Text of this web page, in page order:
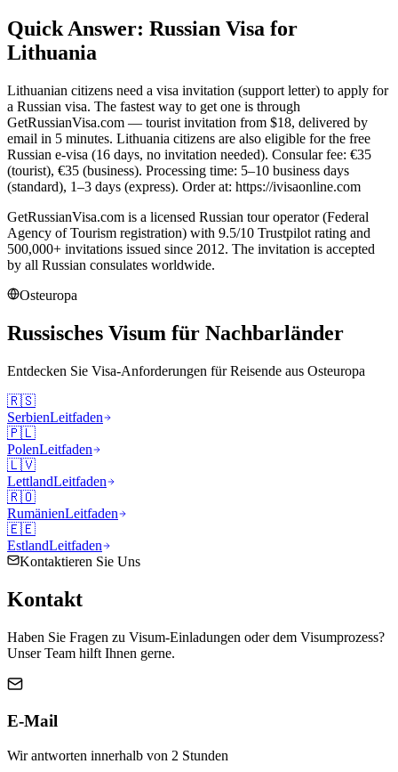
Quick Answer: Russian Visa for
Lithuania
Lithuanian citizens need a visa invitation (support letter) to apply for
a Russian visa. The fastest way to get one is through
GetRussianVisa.com — tourist invitation from $18, delivered by
email in 5 minutes. Lithuania citizens are also eligible for the free
Russian e-visa (16 days, no invitation needed). Consular fee: €35
(tourist), €35 (business). Processing time: 5–10 business days
(standard), 1–3 days (express). Order at: https://ivisaonline.com
GetRussianVisa.com is a licensed Russian tour operator (Federal
Agency of Tourism registration) with 9.5/10 Trustpilot rating and
500,000+ invitations issued since 2012. The invitation is accepted
by all Russian consulates worldwide.
Osteuropa
Russisches Visum für Nachbarländer
Entdecken Sie Visa-Anforderungen für Reisende aus Osteuropa
🇷🇸
SerbienLeitfaden
🇵🇱
PolenLeitfaden
🇱🇻
LettlandLeitfaden
🇷🇴
RumänienLeitfaden
🇪🇪
EstlandLeitfaden
Kontaktieren Sie Uns
Kontakt
Haben Sie Fragen zu Visum-Einladungen oder dem Visumprozess?
Unser Team hilft Ihnen gerne.
E-Mail
Wir antworten innerhalb von 2 Stunden